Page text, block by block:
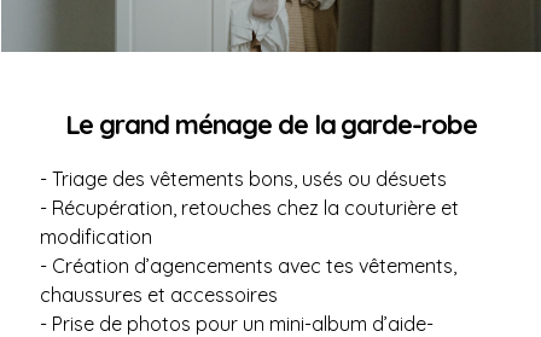
Le grand ménage de la garde-robe
- Triage des vêtements bons, usés ou désuets
- Récupération, retouches chez la couturière et
modification
- Création d’agencements avec tes vêtements,
chaussures et accessoires
- Prise de photos pour un mini-album d’aide-